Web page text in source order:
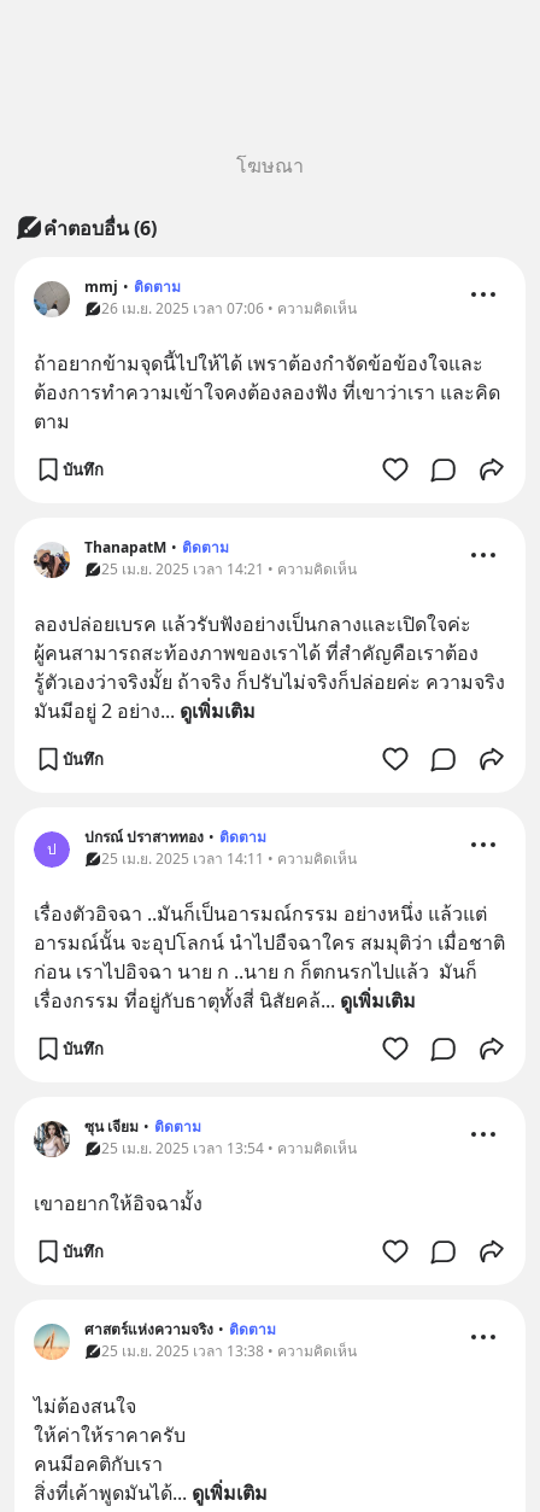
โฆษณา
คำตอบอื่น(6)
mmj • ติดตาม
26 เม.ย. 2025 เวลา 07:06 • ความคิดเห็น
ถ้าอยากข้ามจุดนี้ไปให้ได้ เพราต้องกำจัดข้อข้องใจและ
ต้องการทำความเข้าใจคงต้องลองฟัง ที่เขาว่าเรา และคิด
ตาม
บันทึก
ThanapatM • ติดตาม
25 เม.ย. 2025 เวลา 14:21 • ความคิดเห็น
ลองปล่อยเบรค แล้วรับฟังอย่างเป็นกลางและเปิดใจค่ะ
ผู้คนสามารถสะท้องภาพของเราได้ ที่สำคัญคือเราต้อง
รู้ตัวเองว่าจริงมั้ย ถ้าจริง ก็ปรับไม่จริงก็ปล่อยค่ะ ความจริง
มันมีอยู่ 2 อย่าง... ดูเพิ่มเติม
บันทึก
ป
ปกรณ์ ปราสาททอง • ติดตาม
25 เม.ย. 2025 เวลา 14:11 • ความคิดเห็น
เรื่องตัวอิจฉา ..มันก็เป็นอารมณ์กรรม อย่างหนึ่ง แล้วแต่
อารมณ์นั้น จะอุปโลกน์ นำไปอืจฉาใคร สมมุติว่า เมื่อชาติ
ก่อน เราไปอิจฉา นาย ก ..นาย ก ก็ตกนรกไปแล้ว  มันก็
เรื่องกรรม ที่อยู่กับธาตุทั้งสี่ นิสัยคล้... ดูเพิ่มเติม
บันทึก
ซุน เจียม • ติดตาม
25 เม.ย. 2025 เวลา 13:54 • ความคิดเห็น
เขาอยากให้อิจฉามั้ง
บันทึก
ศาสตร์แห่งความจริง • ติดตาม
25 เม.ย. 2025 เวลา 13:38 • ความคิดเห็น
ไม่ต้องสนใจ
ให้ค่าให้ราคาครับ
คนมีอคติกับเรา
สิ่งที่เค้าพูดมันได้... ดูเพิ่มเติม